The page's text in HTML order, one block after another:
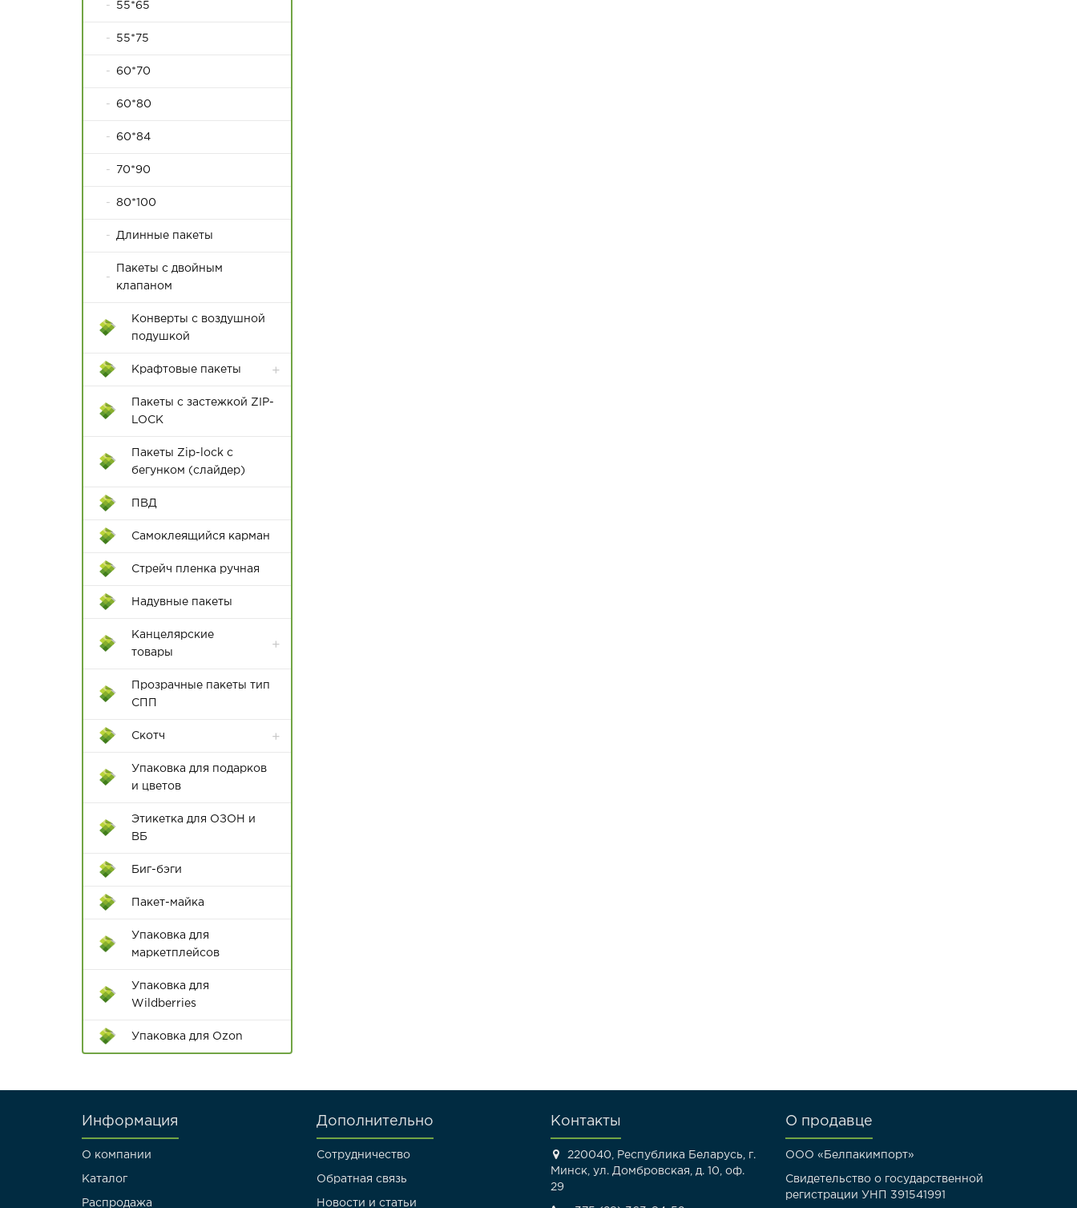
55*65
55*75
60*70
60*80
60*84
70*90
80*100
Длинные пакеты
Пакеты с двойным
клапаном
Конверты с воздушной
подушкой
Крафтовые пакеты
Пакеты с крученой ручкой
Пакеты с плоской с ручкой
Пакеты с застежкой ZIP-
LOCK
Пакеты Zip-lock с
бегунком (слайдер)
ПВД
Самоклеящийся карман
Стрейч пленка ручная
Надувные пакеты
Канцелярские
товары
Бумажная продукция
канцелярские
Пишущие
Прозрачные пакеты тип
СПП
Скотч
Диспенсеры для клейкой
Цветной скотч
Упаковка для подарков
и цветов
Этикетка для ОЗОН и
ВБ
Биг-бэги
Пакет-майка
Упаковка для
маркетплейсов
Упаковка для
Wildberries
Упаковка для Ozon
Информация
О компании
Каталог
Распродажа
Дополнительно
Сотрудничество
Обратная связь
Новости и статьи
Контакты
220040, Республика Беларусь, г.
Минск, ул. Домбровская, д. 10, оф.
29
О продавце
ООО «Белпакимпорт»
Свидетельство о государственной
регистрации УНП 391541991